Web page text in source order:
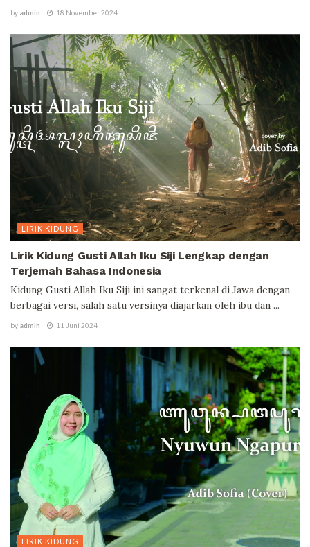
by admin 18 November 2024
LIRIK KIDUNG
Lirik Kidung Gusti Allah Iku Siji Lengkap dengan
Terjemah Bahasa Indonesia
Kidung Gusti Allah Iku Siji ini sangat terkenal di Jawa dengan
berbagai versi, salah satu versinya diajarkan oleh ibu dan ...
by admin 11 Juni 2024
LIRIK KIDUNG